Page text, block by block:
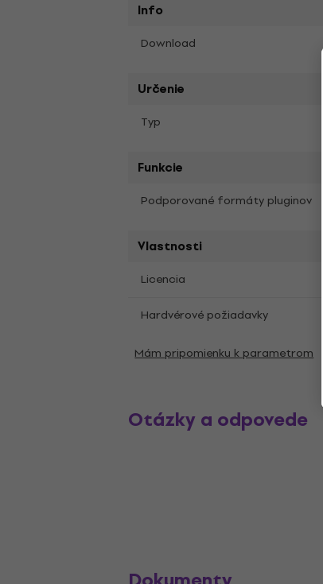
Info
Download
Určenie
Typ
Funkcie
Podporované formáty pluginov
Vlastnosti
Licencia
Hardvérové požiadavky
Mám pripomienku k parametrom
Otázky a odpovede